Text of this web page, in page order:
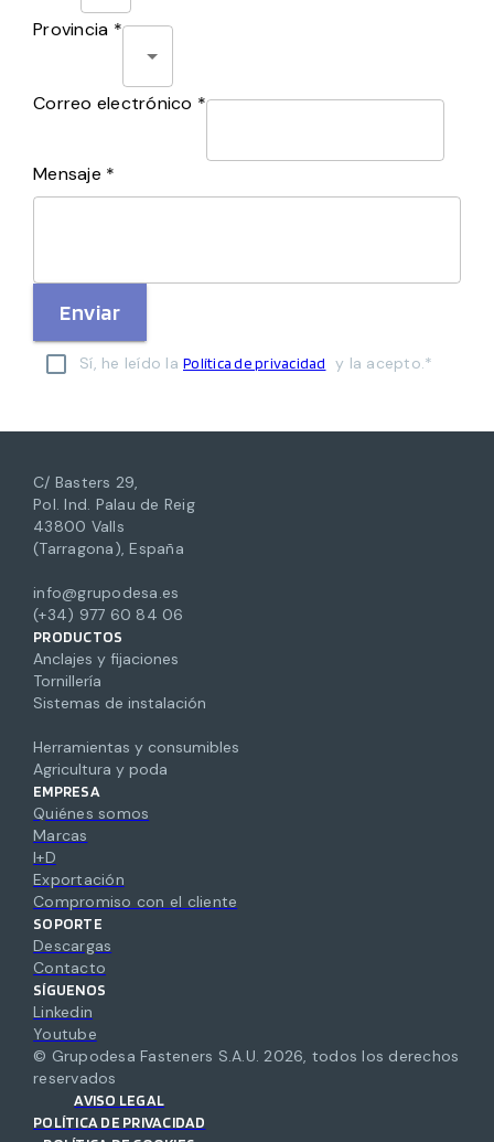
Provincia *
Correo electrónico *
Mensaje *
Enviar
Sí, he leído la Política de privacidad y la acepto.*
C/ Basters 29,
Pol. Ind. Palau de Reig
43800 Valls
(Tarragona), España
info@grupodesa.es
(+34) 977 60 84 06
PRODUCTOS
Anclajes y fijaciones
Tornillería
Sistemas de instalación
Herramientas y consumibles
Agricultura y poda
EMPRESA
Quiénes somos
Marcas
I+D
Exportación
Compromiso con el cliente
SOPORTE
Descargas
Contacto
SÍGUENOS
Linkedin
Youtube
© Grupodesa Fasteners S.A.U. 2026, todos los derechos
reservados
AVISO LEGAL
POLÍTICA DE PRIVACIDAD